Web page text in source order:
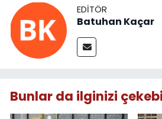
EDITÖR
Batuhan Kaçar
Bunlar da ilginizi